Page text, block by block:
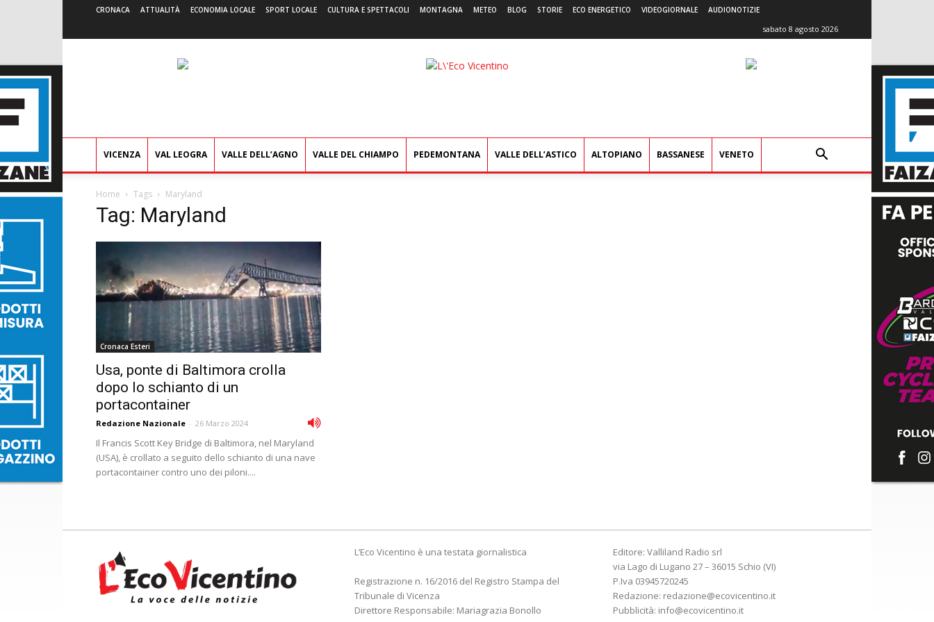
CRONACA ATTUALITÀ ECONOMIA LOCALE SPORT LOCALE CULTURA E SPETTACOLI MONTAGNA METEO BLOG STORIE ECO ENERGETICO VIDEOGIORNALE AUDIONOTIZIE
sabato 8 agosto 2026
L'Eco
VICENZA VAL LEOGRA VALLE DELL’AGNO VALLE DEL CHIAMPO PEDEMONTANA VALLE DELL’ASTICO ALTOPIANO BASSANESE VENETO
Home Tags Maryland
Tag: Maryland
Cronaca Esteri
Usa, ponte di Baltimora crolla
dopo lo schianto di un
portacontainer
Redazione Nazionale - 26 Marzo 2024
Il Francis Scott Key Bridge di Baltimora, nel Maryland
(USA), è crollato a seguito dello schianto di una nave
portacontainer contro uno dei piloni....
L’Eco Vicentino è una testata giornalistica
Registrazione n. 16/2016 del Registro Stampa del
Tribunale di Vicenza
Direttore Responsabile: Mariagrazia Bonollo
Editore: Valliland Radio srl
via Lago di Lugano 27 – 36015 Schio (VI)
P.Iva 03945720245
Redazione: redazione@ecovicentino.it
Pubblicità: info@ecovicentino.it